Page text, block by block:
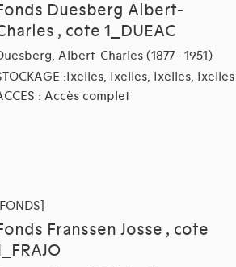
Duesberg Albert-
, cote 1_DUEAC
Albert-Charles (1877 - 1951)
:Ixelles, Ixelles, Ixelles, Ixelles
: Accès complet
Franssen Josse , cote